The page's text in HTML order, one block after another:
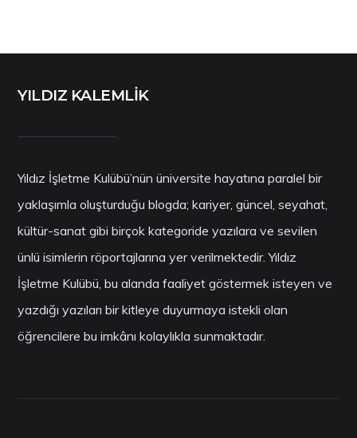
YILDIZ KALEMLİK
Yıldız İşletme Kulübü’nün üniversite hayatına paralel bir
yaklaşımla oluşturduğu blogda; kariyer, güncel, seyahat,
kültür-sanat gibi birçok kategoride yazılara ve sevilen
ünlü isimlerin röportajlarına yer verilmektedir. Yıldız
İşletme Kulübü, bu alanda faaliyet göstermek isteyen ve
yazdığı yazıları bir kitleye duyurmaya istekli olan
öğrencilere bu imkânı kolaylıkla sunmaktadır.